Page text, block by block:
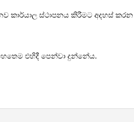
ස්ථාපනය කිරීමට අදහස් කරන
එහිදී පෙන්වා දුන්නේය.